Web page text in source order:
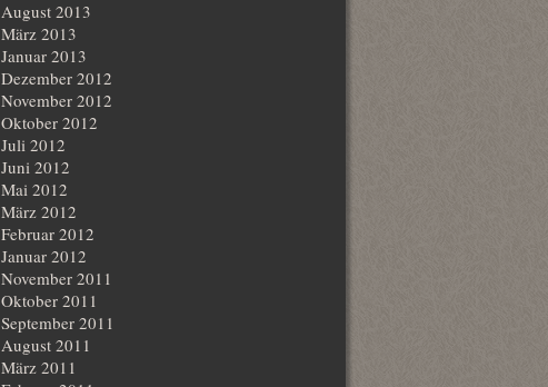
August 2013
März 2013
Januar 2013
Dezember 2012
November 2012
Oktober 2012
Juli 2012
Juni 2012
Mai 2012
März 2012
Februar 2012
Januar 2012
November 2011
Oktober 2011
September 2011
August 2011
März 2011